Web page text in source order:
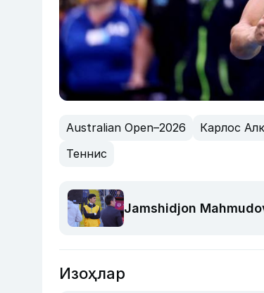
Australian Open–2026 Карлос
Теннис
Jamshidjon
Изоҳлар